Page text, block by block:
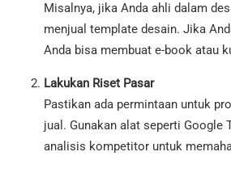
Misalnya, jika Anda ahli dalam
menjual template desain. Jika
Anda bisa membuat e-book atau
Lakukan Riset Pasar
Pastikan ada permintaan untuk
jual. Gunakan alat seperti Google
analisis kompetitor untuk